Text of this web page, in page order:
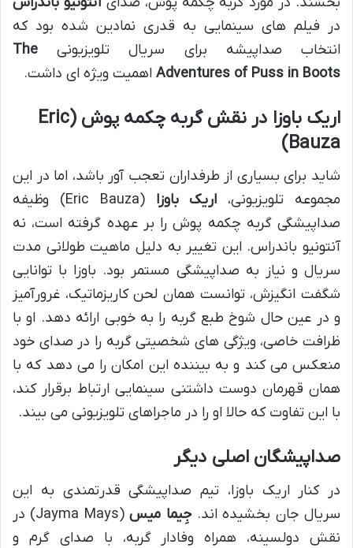
در فیلم های سینمایی به قدری نمادین شده بود که
انتخاب صداپیشه برای سریال تلویزیونی The
Adventures of Puss in Boots اهمیت ویژه ای داشت.
اریک باوزا در نقش گربه چکمه پوش (Eric
Bauza)
شاید برای بسیاری از طرفداران تعجب آور باشد، اما در این
مجموعه تلویزیونی، اریک باوزا
(Eric Bauza) وظیفه
صداپیشگی گربه چکمه پوش را بر عهده گرفته است، نه
آنتونیو باندراس. این تغییر به دلیل ماهیت طولانی مدت
سریال و نیاز به صداپیشگی مستمر بود. باوزا با توانایی
شگفت انگیزش، توانست همان لحن کاریزماتیک، غرورآمیز
و در عین حال شوخ طبع گربه را به خوبی ارائه دهد. او با
ظرافت خاصی، ویژگی های شخصیتی گربه را در صدای خود
منعکس می کند و به بیننده این امکان را می دهد که با
همان قهرمان دوست داشتنی سینمایی ارتباط برقرار کند،
با این تفاوت که حالا او را در ماجراهای تلویزیونی می بیند.
صداپیشگان اصلی دیگر
در کنار اریک باوزا، تیم صداپیشگی قدرتمندی به این
سریال جان بخشیده اند.جِیما میس
(Jayma Mays) در
نقش دولسینه، همراه وفادار گربه، با صدای گرم و